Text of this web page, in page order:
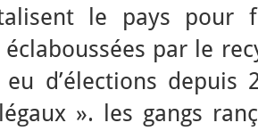
le pays pour
par le
d’élections depuis
». les gangs